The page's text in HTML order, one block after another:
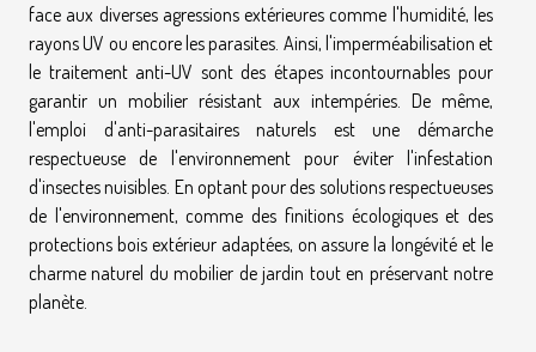
face aux diverses agressions extérieures comme l'humidité, les
rayons UV ou encore les parasites. Ainsi, l'imperméabilisation et
le traitement anti-UV sont des étapes incontournables pour
garantir un mobilier résistant aux intempéries. De même,
l'emploi d'anti-parasitaires naturels est une démarche
respectueuse de l'environnement pour éviter l'infestation
d'insectes nuisibles. En optant pour des solutions respectueuses
de l'environnement, comme des finitions écologiques et des
protections bois extérieur adaptées, on assure la longévité et le
charme naturel du mobilier de jardin tout en préservant notre
planète.